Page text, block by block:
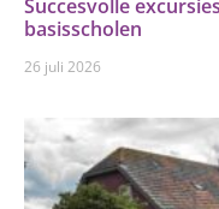
Succesvolle
basisscholen
26 juli 2026